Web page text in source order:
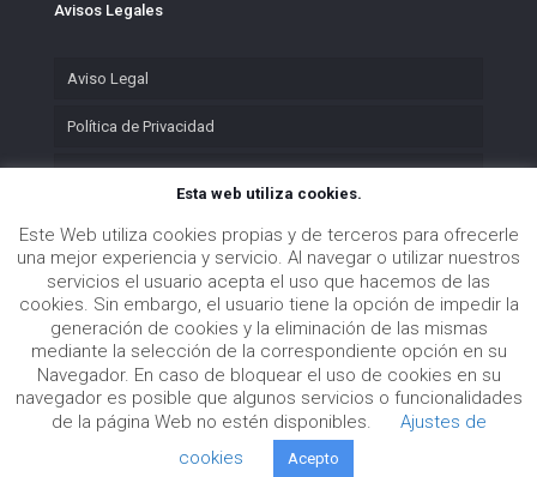
Avisos Legales
Aviso Legal
Política de Privacidad
© 2020 Amura Compass
Esta web utiliza cookies.
Este Web utiliza cookies propias y de terceros para ofrecerle
una mejor experiencia y servicio. Al navegar o utilizar nuestros
servicios el usuario acepta el uso que hacemos de las
cookies. Sin embargo, el usuario tiene la opción de impedir la
generación de cookies y la eliminación de las mismas
mediante la selección de la correspondiente opción en su
Navegador. En caso de bloquear el uso de cookies en su
navegador es posible que algunos servicios o funcionalidades
de la página Web no estén disponibles.
Ajustes de
cookies
Acepto